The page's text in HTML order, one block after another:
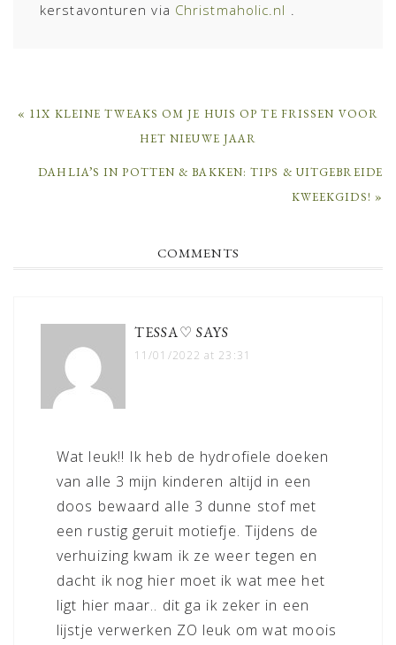
kerstavonturen via Christmaholic.nl .
PREVIOUS
« 11X KLEINE TWEAKS OM JE HUIS OP TE FRISSEN VOOR
HET NIEUWE JAAR
NEXT
DAHLIA’S IN POTTEN & BAKKEN: TIPS & UITGEBREIDE
KWEEKGIDS! »
COMMENTS
TESSA♡ SAYS
11/01/2022 at 23:31
Wat leuk!! Ik heb de hydrofiele doeken
van alle 3 mijn kinderen altijd in een
doos bewaard alle 3 dunne stof met
een rustig geruit motiefje. Tijdens de
verhuizing kwam ik ze weer tegen en
dacht ik nog hier moet ik wat mee het
ligt hier maar.. dit ga ik zeker in een
lijstje verwerken ZO leuk om wat moois